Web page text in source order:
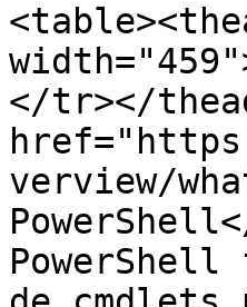
</tr></
verview/